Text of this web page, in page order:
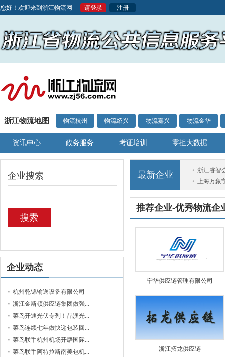
您好！欢迎来到浙江物流网 请登录 注册
浙江物流地图 物流杭州 物流绍兴 物流嘉兴 物流金华
资讯中心 政务服务 考证培训 零担大数据
企业搜索
企业动态
杭州乾锦输送设备有限公司
浙江金斯顿供应链集团做强...
菜鸟开通光伏专列！晶澳光...
菜鸟连续七年做快递包装回...
菜鸟联手杭州机场开辟国际...
菜鸟联手阿特拉斯南美包机...
最新企业
浙江睿智
上海万象
推荐企业-优秀物流企
宁华供应链管理有限公司
浙江拓龙供应链